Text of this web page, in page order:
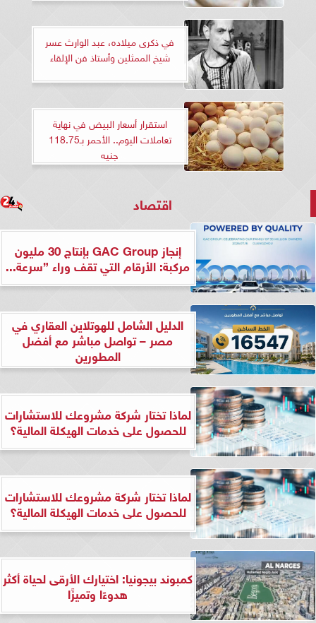
في ذكرى ميلاده، عبد الوارث عسر
شيخ الممثلين وأستاذ فن الإلقاء
استقرار أسعار البيض في نهاية
تعاملات اليوم.. الأحمر بـ118.75
جنيه
اقتصاد
إنجاز GAC Group بإنتاج 30 مليون
مركبة: الأرقام التي تقف وراء ”سرعة...
الدليل الشامل للهوتلاين العقاري في
مصر – تواصل مباشر مع أفضل
المطورين
لماذا تختار شركة مشروعك للاستشارات
للحصول على خدمات الهيكلة المالية؟
لماذا تختار شركة مشروعك للاستشارات
للحصول على خدمات الهيكلة المالية؟
كمبوند بيجونيا: اختيارك الأرقى لحياة أكثر
هدوءًا وتميزًا